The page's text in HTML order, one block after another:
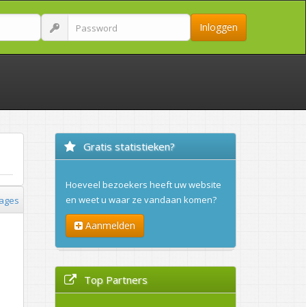
Inloggen
Gratis statistieken?
Hoeveel bezoekers heeft uw website
en weet u waar ze vandaan komen?
Aanmelden
Top Partners